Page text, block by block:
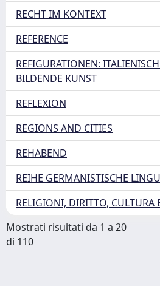
RECHT IM KONTEXT
REFERENCE
REFIGURATIONEN:
BILDENDE KUNST
REFLEXION
REGIONS AND CITIES
REHABEND
REIHE GERMANISTISCHE
RELIGIONI, DIRITTO, CULTURA
Mostrati risultati da 1 a 20
di 110